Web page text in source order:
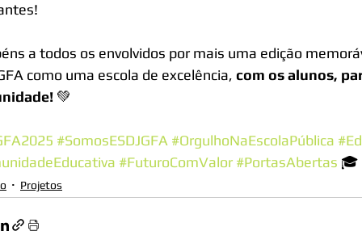
a todos os envolvidos por mais uma edição
como uma escola de excelência, com os alunos,
💚
#SomosESDJGFA #OrgulhoNaEscolaPública
#FuturoComValor #PortasAbertas
Projetos